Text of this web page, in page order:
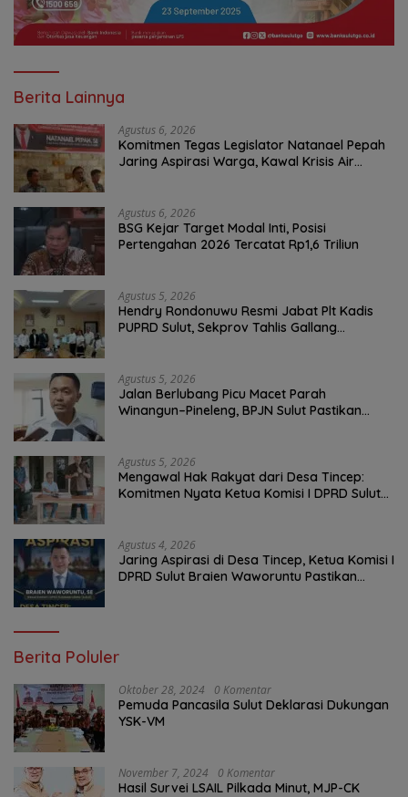
Berita Lainnya
Agustus 6, 2026
Komitmen Tegas Legislator Natanael Pepah
Jaring Aspirasi Warga, Kawal Krisis Air
Agustus 6, 2026
BSG Kejar Target Modal Inti, Posisi
Pertengahan 2026 Tercatat Rp1,6 Triliun
Agustus 5, 2026
Hendry Rondonuwu Resmi Jabat Plt Kadis
PUPRD Sulut, Sekprov Tahlis Gallang
Agustus 5, 2026
Jalan Berlubang Picu Macet Parah
Winangun–Pineleng, BPJN Sulut Pastikan
Agustus 5, 2026
Mengawal Hak Rakyat dari Desa Tincep:
Komitmen Nyata Ketua Komisi I DPRD Sulut
Agustus 4, 2026
Jaring Aspirasi di Desa Tincep, Ketua Komisi I
DPRD Sulut Braien Waworuntu Pastikan
Berita Poluler
Oktober 28, 2024 0 Komentar
Pemuda Pancasila Sulut Deklarasi Dukungan
YSK-VM
November 7, 2024 0 Komentar
Hasil Survei LSAIL Pilkada Minut, MJP-CK